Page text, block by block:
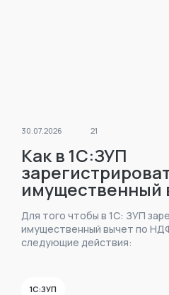
30.07.2026 21
Как в 1С:ЗУП
имущественный
НДФЛ?
Для того чтобы в 1С: ЗУП
имущественный вычет по
следующие действия:
1С:ЗУП